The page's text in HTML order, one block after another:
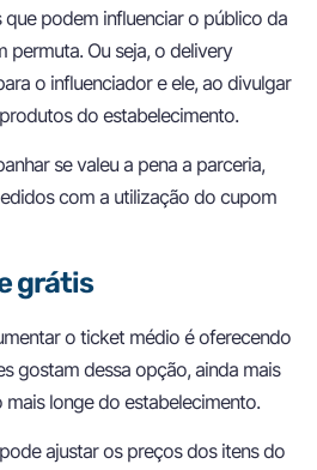
podem influenciar o público da
permuta. Ou seja, o delivery
o influenciador e ele, ao divulgar
do estabelecimento.
se valeu a pena a parceria,
com a utilização do cupom
grátis
o ticket médio é oferecendo
gostam dessa opção, ainda mais
longe do estabelecimento.
ajustar os preços dos itens do